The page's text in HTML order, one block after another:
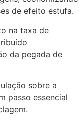
de efeito estufa.
na taxa de
da pegada de
sobre a
passo essencial